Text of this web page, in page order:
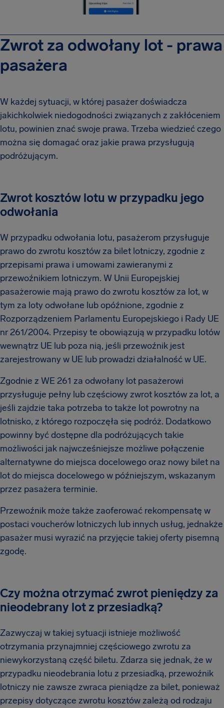
Zwrot za odwołany lot - prawa
pasażera
W każdej sytuacji, w której pasażer doświadcza
jakichkolwiek niedogodności związanych z zakłóceniem
lotu, powinien znać swoje prawa. Trzeba wiedzieć czego
można się domagać oraz jakie prawa przysługują
podróżującym.
Zwrot kosztów lotu w przypadku jego
odwołania
W przypadku odwołania lotu, pasażerom przysługuje
prawo do zwrotu kosztów za bilet lotniczy, zgodnie z
przepisami prawa i umowami zawieranymi z
przewoźnikiem lotniczym. W Unii Europejskiej
pasażerowie mają prawo do zwrotu kosztów za lot, w
tym za loty odwołane lub opóźnione, zgodnie z
Rozporządzeniem Parlamentu Europejskiego i Rady UE
nr 261/2004. Przepisy te obowiązują w przypadku lotów
wewnątrz UE lub poza nią, jeśli przewoźnik jest
zarejestrowany w UE lub prowadzi działalność w UE.
Zgodnie z WE 261 za odwołany lot pasażerowi
przysługuje pełny lub częściowy zwrot kosztów za lot, a
jeśli zajdzie taka potrzeba to także lot powrotny na
lotnisko, z którego rozpoczęła się podróż. Dodatkowo
powinny być dostępne dla podróżujących takie
możliwości jak najwcześniejsze możliwe połączenie
alternatywne do miejsca docelowego oraz nowy bilet na
lot do miejsca docelowego w późniejszym, wskazanym
przez pasażera terminie.
Przewoźnik może także zaoferować rekompensatę w
postaci voucherów lotniczych lub innych usług, jednakże
pasażer musi wyrazić na przyjęcie takiej oferty pisemną
zgodę.
Czy można otrzymać zwrot pieniędzy za
nieodebrany lot z przesiadką?
Zazwyczaj w takiej sytuacji istnieje możliwość
otrzymania przynajmniej częściowego zwrotu za
niewykorzystaną część biletu. Zdarza się jednak, że w
przypadku nieodebrania lotu z przesiadką, przewoźnik
lotniczy nie zawsze zwraca pieniądze za bilet, ponieważ
przepisy dotyczące zwrotu kosztów zależą od rodzaju